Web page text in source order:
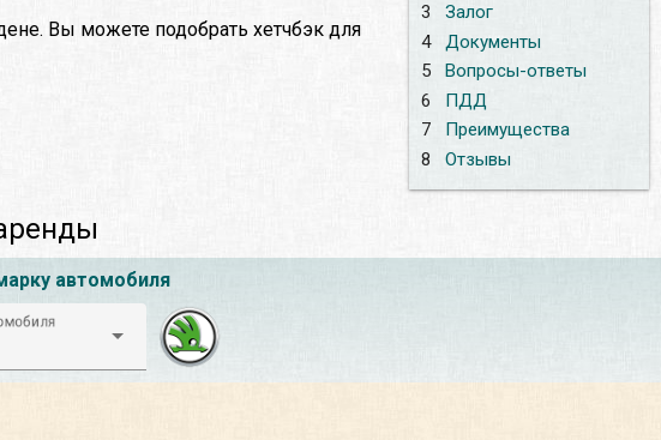
3
Залог
4
Документы
5
Вопросы-ответы
6
ПДД
7
Преимущества
8
Отзывы
Вы можете подобрать хетчбэк для
автомобиля